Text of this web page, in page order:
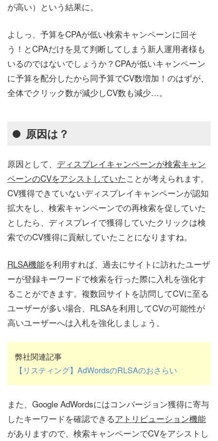
が高い）という結果に。
よしっ、予算をCPAが低い検索キャンペーンに回そ
う！とCPAだけを見て判断してしまう新人運用者様も
いるのではないでしょうか？CPAが低いキャンペーン
に予算を配分したから同予算でCV数増加！のはずが、
全体でクリック数が減少しCV数も減少…。
原因は？
原因として、 ディスプレイキャンペーンが検索キャン
ペーンのCVをアシストしていたことが考えられます。
CV獲得できていないディスプレイキャンペーンが認知
拡大をし、検索キャンペーンでの再検索を促していた
としたら、ディスプレイで獲得していたクリックは検
索でのCV獲得に貢献していたことになりますね。
RLSA機能を利用すれば、過去にサイトに訪れたユーザ
ーが登録キーワードで検索を行った際に入札を強化す
ることができます。複数回サイトを訪問してCVに至る
ユーザーが多い場合、RLSAを利用してCVの可能性が
高いユーザーへは入札を強化しましょう。
弊社関連記事
【リスティング】AdWordsのRLSAのおさらい
また、Google AdWordsにはコンバージョン獲得に寄与
したキーワードを確認できるアトリビューション機能
がありますので、検索キャンペーンでCVをアシストし